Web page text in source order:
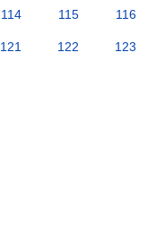
114 115 116
121 122 123